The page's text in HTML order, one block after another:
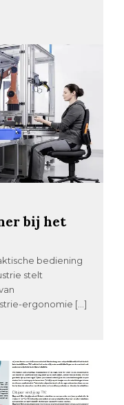
bij het
bediening
stelt
ergonomie […]